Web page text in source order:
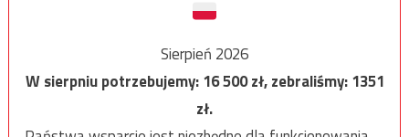
Sierpień 2026
W sierpniu potrzebujemy:16 500zł, zebraliśmy:1351
zł.